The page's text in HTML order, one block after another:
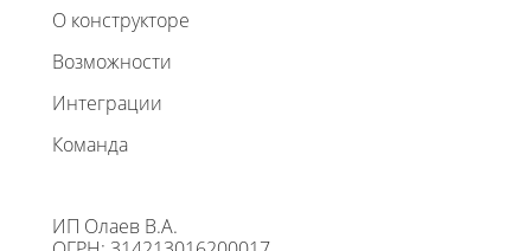
О конструкторе
Возможности
Интеграции
Команда
ИП Олаев В.А.